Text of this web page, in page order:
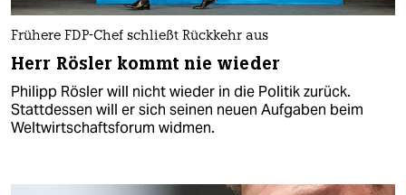
Frühere FDP-Chef schließt Rückkehr aus
Herr Rösler kommt nie wieder
Philipp Rösler will nicht wieder in die Politik zurück.
Stattdessen will er sich seinen neuen Aufgaben beim
Weltwirtschaftsforum widmen.